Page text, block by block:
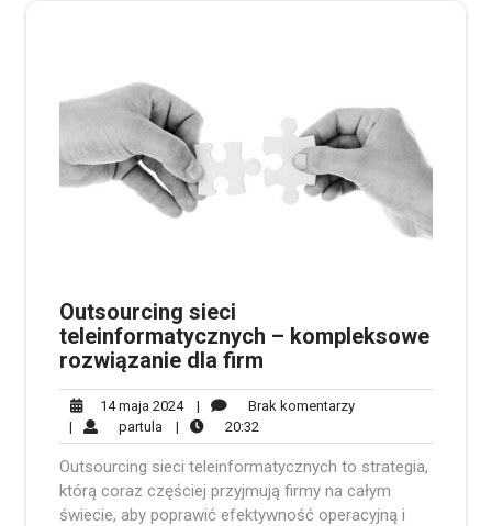
Outsourcing sieci
teleinformatycznych – kompleksowe
rozwiązanie dla firm
14 maja 202414
maja
2024
| Brak komentarzyBrak
| partula partula
| 20:32
Outsourcing sieci teleinformatycznych to strategia,
którą coraz częściej przyjmują firmy na całym
świecie, aby poprawić efektywność operacyjną i